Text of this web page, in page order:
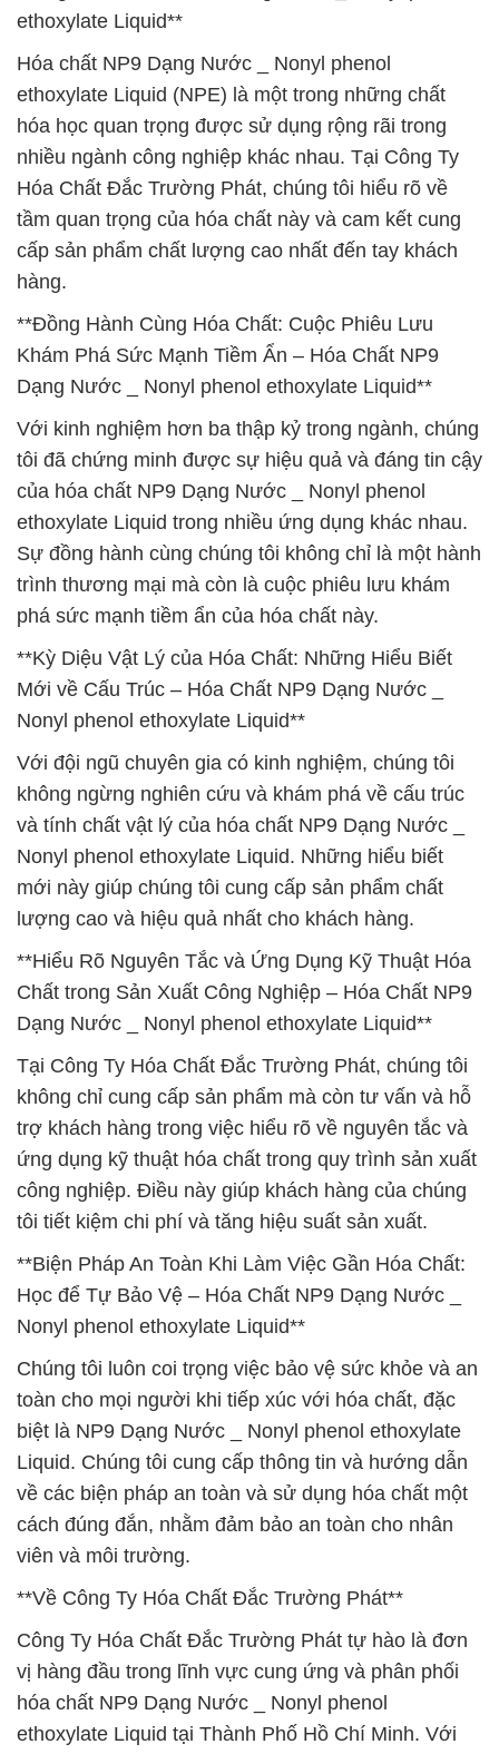
ethoxylate Liquid**
Hóa chất NP9 Dạng Nước _ Nonyl phenol
ethoxylate Liquid (NPE) là một trong những chất
hóa học quan trọng được sử dụng rộng rãi trong
nhiều ngành công nghiệp khác nhau. Tại Công Ty
Hóa Chất Đắc Trường Phát, chúng tôi hiểu rõ về
tầm quan trọng của hóa chất này và cam kết cung
cấp sản phẩm chất lượng cao nhất đến tay khách
hàng.
**Đồng Hành Cùng Hóa Chất: Cuộc Phiêu Lưu
Khám Phá Sức Mạnh Tiềm Ẩn – Hóa Chất NP9
Dạng Nước _ Nonyl phenol ethoxylate Liquid**
Với kinh nghiệm hơn ba thập kỷ trong ngành, chúng
tôi đã chứng minh được sự hiệu quả và đáng tin cậy
của hóa chất NP9 Dạng Nước _ Nonyl phenol
ethoxylate Liquid trong nhiều ứng dụng khác nhau.
Sự đồng hành cùng chúng tôi không chỉ là một hành
trình thương mại mà còn là cuộc phiêu lưu khám
phá sức mạnh tiềm ẩn của hóa chất này.
**Kỳ Diệu Vật Lý của Hóa Chất: Những Hiểu Biết
Mới về Cấu Trúc – Hóa Chất NP9 Dạng Nước _
Nonyl phenol ethoxylate Liquid**
Với đội ngũ chuyên gia có kinh nghiệm, chúng tôi
không ngừng nghiên cứu và khám phá về cấu trúc
và tính chất vật lý của hóa chất NP9 Dạng Nước _
Nonyl phenol ethoxylate Liquid. Những hiểu biết
mới này giúp chúng tôi cung cấp sản phẩm chất
lượng cao và hiệu quả nhất cho khách hàng.
**Hiểu Rõ Nguyên Tắc và Ứng Dụng Kỹ Thuật Hóa
Chất trong Sản Xuất Công Nghiệp – Hóa Chất NP9
Dạng Nước _ Nonyl phenol ethoxylate Liquid**
Tại Công Ty Hóa Chất Đắc Trường Phát, chúng tôi
không chỉ cung cấp sản phẩm mà còn tư vấn và hỗ
trợ khách hàng trong việc hiểu rõ về nguyên tắc và
ứng dụng kỹ thuật hóa chất trong quy trình sản xuất
công nghiệp. Điều này giúp khách hàng của chúng
tôi tiết kiệm chi phí và tăng hiệu suất sản xuất.
**Biện Pháp An Toàn Khi Làm Việc Gần Hóa Chất:
Học để Tự Bảo Vệ – Hóa Chất NP9 Dạng Nước _
Nonyl phenol ethoxylate Liquid**
Chúng tôi luôn coi trọng việc bảo vệ sức khỏe và an
toàn cho mọi người khi tiếp xúc với hóa chất, đặc
biệt là NP9 Dạng Nước _ Nonyl phenol ethoxylate
Liquid. Chúng tôi cung cấp thông tin và hướng dẫn
về các biện pháp an toàn và sử dụng hóa chất một
cách đúng đắn, nhằm đảm bảo an toàn cho nhân
viên và môi trường.
**Về Công Ty Hóa Chất Đắc Trường Phát**
Công Ty Hóa Chất Đắc Trường Phát tự hào là đơn
vị hàng đầu trong lĩnh vực cung ứng và phân phối
hóa chất NP9 Dạng Nước _ Nonyl phenol
ethoxylate Liquid tại Thành Phố Hồ Chí Minh. Với